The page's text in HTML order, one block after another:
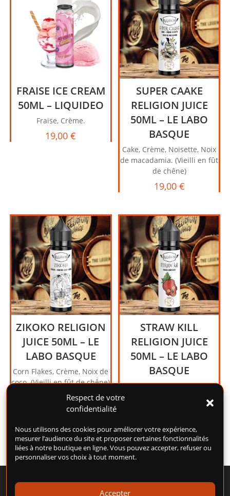
Respect de votre
confidentialité
Nous utilisons des cookies pour améliorer votre expérience,
mesurer l’audience du site et proposer certaines fonctionnalités
liées à notre boutique en ligne. Vous pouvez accepter, refuser ou
personnaliser vos choix à tout moment.
Accepter
FRAISE ICE CREAM
50ML – LIQUIDEO
Fraise, Crème.
19,00€
SUPER CAAKE
RELIGION JUICE
50ML – LE LABO
BASQUE
Cake, Crème, Noisette, Noix
de macadamia. (Vieilli en fût
de chêne)
19,00 €
ZIKOKO RELIGION
JUICE 50ML – LE
LABO BASQUE
Corn Flakes, Crème, Noix de
coco. (Vieilli en fût de chêne)
19,00€
STRAW KILL
RELIGION JUICE
50ML – LE LABO
BASQUE
Fraise crémeuse. (Vieilli en